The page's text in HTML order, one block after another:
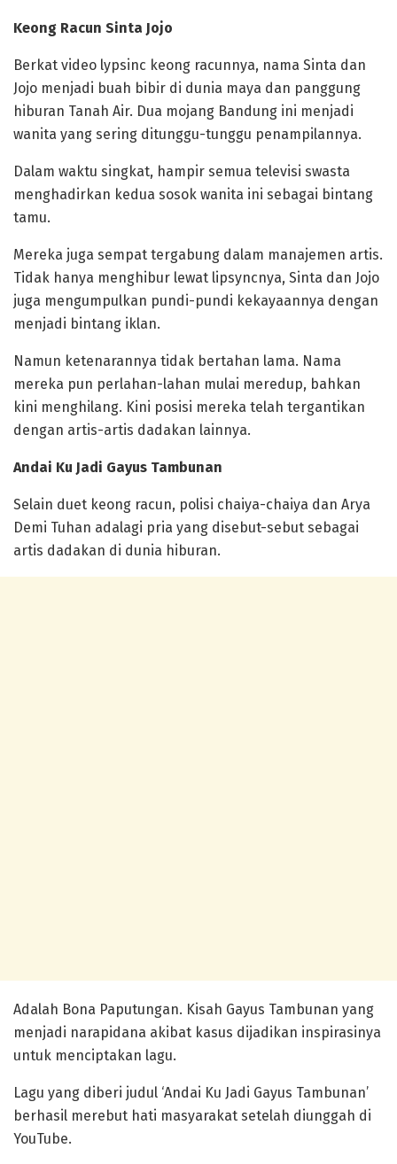
Keong Racun Sinta Jojo
Berkat video lypsinc keong racunnya, nama Sinta dan
Jojo menjadi buah bibir di dunia maya dan panggung
hiburan Tanah Air. Dua mojang Bandung ini menjadi
wanita yang sering ditunggu-tunggu penampilannya.
Dalam waktu singkat, hampir semua televisi swasta
menghadirkan kedua sosok wanita ini sebagai bintang
tamu.
Mereka juga sempat tergabung dalam manajemen artis.
Tidak hanya menghibur lewat lipsyncnya, Sinta dan Jojo
juga mengumpulkan pundi-pundi kekayaannya dengan
menjadi bintang iklan.
Namun ketenarannya tidak bertahan lama. Nama
mereka pun perlahan-lahan mulai meredup, bahkan
kini menghilang. Kini posisi mereka telah tergantikan
dengan artis-artis dadakan lainnya.
Andai Ku Jadi Gayus Tambunan
Selain duet keong racun, polisi chaiya-chaiya dan Arya
Demi Tuhan adalagi pria yang disebut-sebut sebagai
artis dadakan di dunia hiburan.
Adalah Bona Paputungan. Kisah Gayus Tambunan yang
menjadi narapidana akibat kasus dijadikan inspirasinya
untuk menciptakan lagu.
Lagu yang diberi judul ‘Andai Ku Jadi Gayus Tambunan’
berhasil merebut hati masyarakat setelah diunggah di
YouTube.